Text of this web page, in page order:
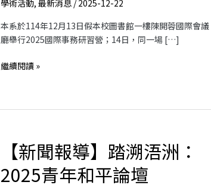
學術活動, 最新消息 /2025-12-22
本系於114年12月13日假本校圖書館一樓陳開蓉國際會議
廳舉行2025國際事務研習營；14日，同一場 […]
國
際
事
研
繼續閱讀 »
【新聞報導】踏溯浯洲：
2025青年和平論壇
【新
報